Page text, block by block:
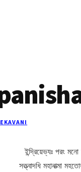
ইন্দ্রিয়েভ্যঃ পরং
সত্ত্বাদধি মহানাত্মা